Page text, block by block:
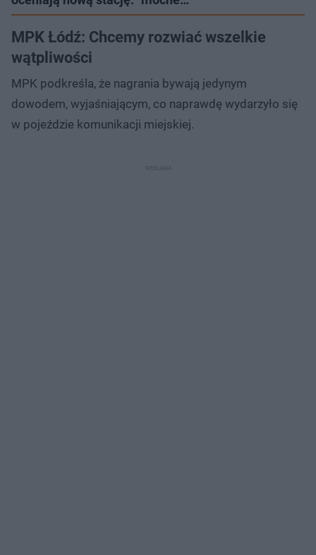
MPK Łódź: Chcemy rozwiać wszelkie
wątpliwości
MPK podkreśla, że nagrania bywają jedynym
dowodem, wyjaśniającym, co naprawdę wydarzyło się
w pojeździe komunikacji miejskiej.